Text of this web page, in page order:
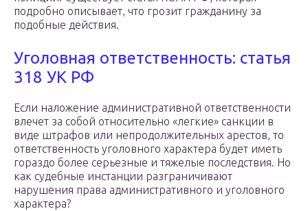
подробно описывает, что грозит гражданину за
подобные действия.
Уголовная ответственность: статья
318 УК РФ
Если наложение административной ответственности
влечет за собой относительно «легкие» санкции в
виде штрафов или непродолжительных арестов, то
ответственность уголовного характера будет иметь
гораздо более серьезные и тяжелые последствия. Но
как судебные инстанции разграничивают
нарушения права административного и уголовного
характера?